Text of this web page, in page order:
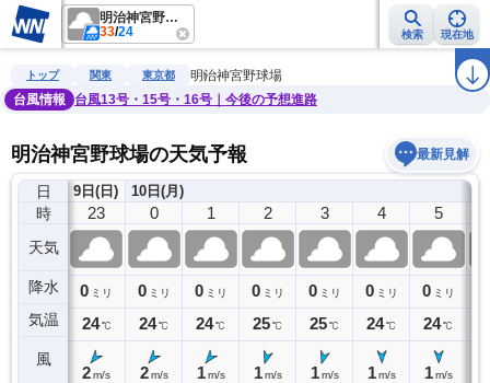
明治神宮野球場
33/24 検索 現在地
雨雲レーダー 台風情報 地震情報 ラ
トップ 関東 東京都
明治神宮野球場
台風情報
台風13号・15号・16号｜今後の予想進路
明治神宮野球場の天気予報 最新見解
日
時
天気
降水
気温
風
9日(日)
22
1ミリ
24℃
23
0 ミリ
24 ℃
2m/s
10日(月)
0
0 ミリ
24℃
2 m/s
1
0 ミリ
24℃
1 m/s
2
0 ミリ
25℃
1 m/s
3
0 ミリ
25℃
1 m/s
4
0 ミリ
24℃
1 m/s
5
0 ミリ
24℃
1 m/s